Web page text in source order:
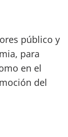
público y
para
en el
del